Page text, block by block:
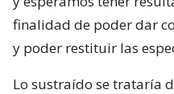
finalidad de poder dar
y poder restituir las
Lo sustraído se trataría